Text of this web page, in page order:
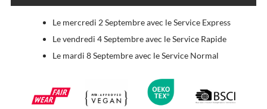
Le mercredi 2 Septembre avec le Service Express
Le vendredi 4 Septembre avec le Service Rapide
Le mardi 8 Septembre avec le Service Normal